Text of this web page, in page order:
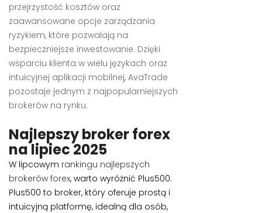
przejrzystość kosztów oraz
zaawansowane opcje zarządzania
ryzykiem, które pozwalają na
bezpieczniejsze inwestowanie. Dzięki
wsparciu klienta w wielu językach oraz
intuicyjnej aplikacji mobilnej, AvaTrade
pozostaje jednym z najpopularniejszych
brokerów na rynku.
Najlepszy broker forex
na lipiec 2025
W lipcowym rankingu najlepszych
brokerów forex, warto wyróżnić Plus500.
Plus500 to broker, który oferuje prostą i
intuicyjną platformę, idealną dla osób,